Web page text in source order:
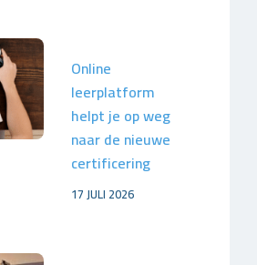
Online
leerplatform
helpt je op weg
naar de nieuwe
certificering
17 JULI 2026